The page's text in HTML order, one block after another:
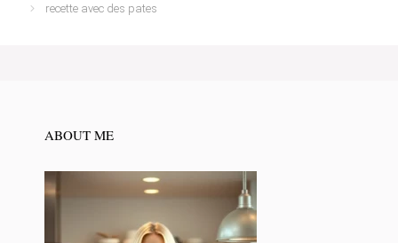
recette avec des pates
ABOUT ME